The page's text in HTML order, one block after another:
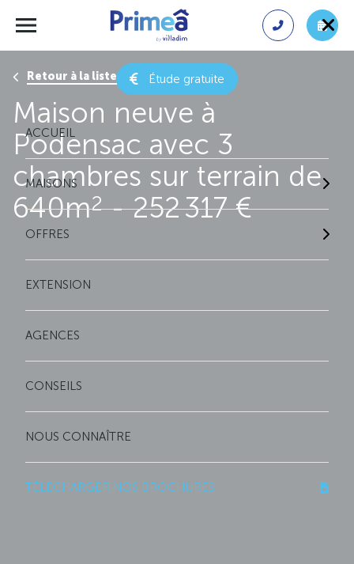
Étude gratuite
ACCUEIL
MAISONS
OFFRES
EXTENSION
AGENCES
CONSEILS
NOUS CONNAÎTRE
TÉLÉCHARGER NOS BROCHURES
Retour à la liste des résultats
Maison neuve à
Podensac avec 3
chambres sur terrain de
640m2- 252 317 €